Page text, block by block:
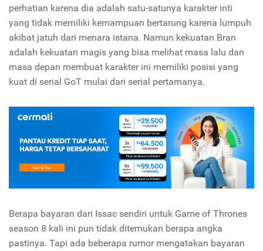
perhatian karena dia adalah satu-satunya karakter inti
yang tidak memiliki kemampuan bertarung karena lumpuh
akibat jatuh dari menara istana. Namun kekuatan Bran
adalah kekuatan magis yang bisa melihat masa lalu dan
masa depan membuat karakter ini memiliki posisi yang
kuat di serial GoT mulai dari serial pertamanya.
Berapa bayaran dari Issac sendiri untuk Game of Thrones
season 8 kali ini pun tidak ditemukan berapa angka
pastinya. Tapi ada beberapa rumor mengatakan bayaran